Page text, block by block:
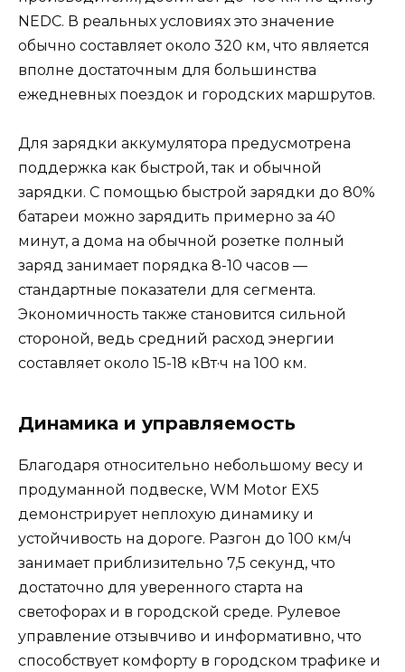
NEDC. В реальных условиях это значение
обычно составляет около 320 км, что является
вполне достаточным для большинства
ежедневных поездок и городских маршрутов.
Для зарядки аккумулятора предусмотрена
поддержка как быстрой, так и обычной
зарядки. С помощью быстрой зарядки до 80%
батареи можно зарядить примерно за 40
минут, а дома на обычной розетке полный
заряд занимает порядка 8-10 часов —
стандартные показатели для сегмента.
Экономичность также становится сильной
стороной, ведь средний расход энергии
составляет около 15-18 кВт·ч на 100 км.
Динамика и управляемость
Благодаря относительно небольшому весу и
продуманной подвеске, WM Motor EX5
демонстрирует неплохую динамику и
устойчивость на дороге. Разгон до 100 км/ч
занимает приблизительно 7,5 секунд, что
достаточно для уверенного старта на
светофорах и в городской среде. Рулевое
управление отзывчиво и информативно, что
способствует комфорту в городском трафике и